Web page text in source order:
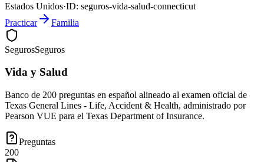
Estados Unidos·ID: seguros-vida-salud-connecticut
Practicar
Familia
SegurosSeguros
Vida y Salud
Banco de 200 preguntas en español alineado al examen oficial de
Texas General Lines - Life, Accident & Health, administrado por
Pearson VUE para el Texas Department of Insurance.
Preguntas
200